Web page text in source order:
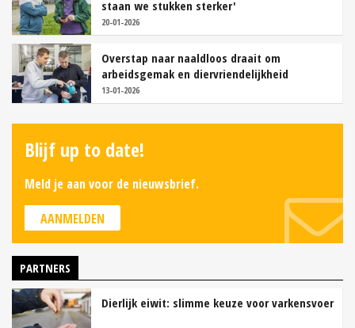
staan we stukken sterker'
20-01-2026
Overstap naar naaldloos draait om
arbeidsgemak en diervriendelijkheid
13-01-2026
Blijf up to date!
Meld je aan voor de nieuwsbrief.
AANMELDEN
PARTNERS
Dierlijk eiwit: slimme keuze voor varkensvoer